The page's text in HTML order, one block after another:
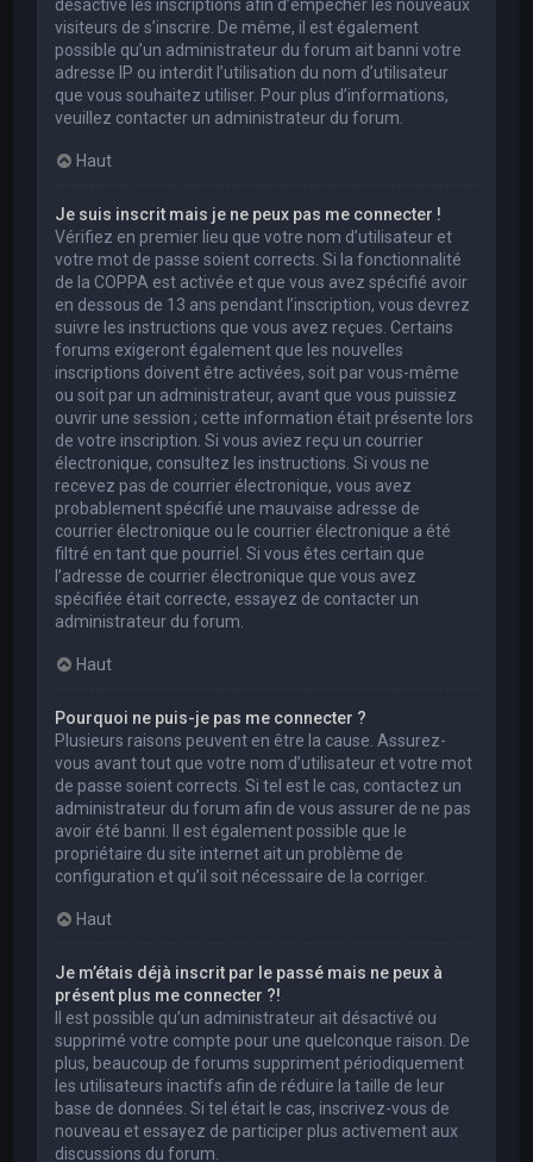
désactivé les inscriptions afin d’empêcher les nouveaux
visiteurs de s’inscrire. De même, il est également
possible qu’un administrateur du forum ait banni votre
adresse IP ou interdit l’utilisation du nom d’utilisateur
que vous souhaitez utiliser. Pour plus d’informations,
veuillez contacter un administrateur du forum.
Haut
Je suis inscrit mais je ne peux pas me connecter !
Vérifiez en premier lieu que votre nom d’utilisateur et
votre mot de passe soient corrects. Si la fonctionnalité
de la COPPA est activée et que vous avez spécifié avoir
en dessous de 13 ans pendant l’inscription, vous devrez
suivre les instructions que vous avez reçues. Certains
forums exigeront également que les nouvelles
inscriptions doivent être activées, soit par vous-même
ou soit par un administrateur, avant que vous puissiez
ouvrir une session ; cette information était présente lors
de votre inscription. Si vous aviez reçu un courrier
électronique, consultez les instructions. Si vous ne
recevez pas de courrier électronique, vous avez
probablement spécifié une mauvaise adresse de
courrier électronique ou le courrier électronique a été
filtré en tant que pourriel. Si vous êtes certain que
l’adresse de courrier électronique que vous avez
spécifiée était correcte, essayez de contacter un
administrateur du forum.
Haut
Pourquoi ne puis-je pas me connecter ?
Plusieurs raisons peuvent en être la cause. Assurez-
vous avant tout que votre nom d’utilisateur et votre mot
de passe soient corrects. Si tel est le cas, contactez un
administrateur du forum afin de vous assurer de ne pas
avoir été banni. Il est également possible que le
propriétaire du site internet ait un problème de
configuration et qu’il soit nécessaire de la corriger.
Haut
Je m’étais déjà inscrit par le passé mais ne peux à
présent plus me connecter ?!
Il est possible qu’un administrateur ait désactivé ou
supprimé votre compte pour une quelconque raison. De
plus, beaucoup de forums suppriment périodiquement
les utilisateurs inactifs afin de réduire la taille de leur
base de données. Si tel était le cas, inscrivez-vous de
nouveau et essayez de participer plus activement aux
discussions du forum.